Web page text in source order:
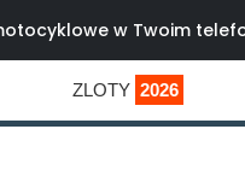
w Twoim
ZLOTY 2026